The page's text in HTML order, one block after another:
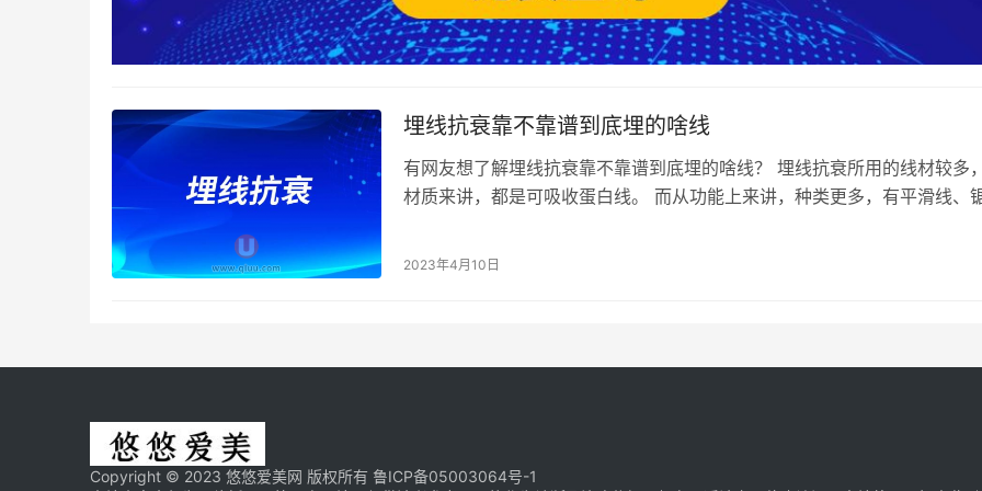
埋线抗衰靠不靠谱到底埋的啥线
有网友想了解埋线抗衰靠不靠谱到底埋的啥线？ 埋线抗衰所用的线材较多
材质来讲，都是可吸收蛋白线。 而从功能上来讲，种类更多，有平滑线、
2023年4月10日
Copyright © 2023 悠悠爱美网 版权所有 鲁ICP备05003064号-1